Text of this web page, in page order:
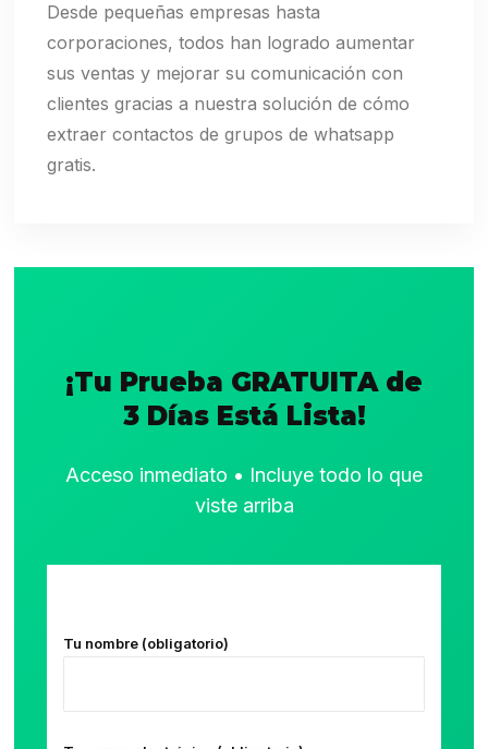
Desde pequeñas empresas hasta
corporaciones, todos han logrado aumentar
sus ventas y mejorar su comunicación con
clientes gracias a nuestra solución de cómo
extraer contactos de grupos de whatsapp
gratis.
¡Tu Prueba GRATUITA de
3 Días Está Lista!
Acceso inmediato • Incluye todo lo que
viste arriba
Tu nombre (obligatorio)